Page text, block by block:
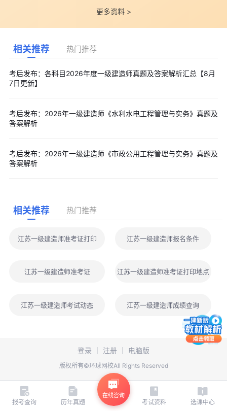
更多资料 >
相关推荐 热门推荐
考后发布：各科目2026年度一级建造师真题及答案解析汇总【8月
7日更新】
考后发布：2026年一级建造师《水利水电工程管理与实务》真题及
答案解析
考后发布：2026年一级建造师《市政公用工程管理与实务》真题及
答案解析
相关推荐 热门推荐
江苏一级建造师准考证打印 江苏一级建造师报名条件
江苏一级建造师准考证 江苏一级建造师准考证打印地点
江苏一级建造师考试动态 江苏一级建造师成绩查询
登录 注册 电脑版
版权所有©环球网校All Rights Reserved
报考查询 历年真题
在线咨询
考试资料 选课中心